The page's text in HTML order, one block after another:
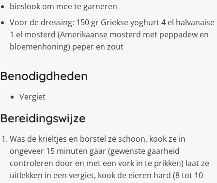
bieslook om mee te garneren
Voor de dressing: 150 gr Griekse yoghurt 4 el halvanaise
1 el mosterd (Amerikaanse mosterd met peppadew en
bloemenhoning) peper en zout
Benodigdheden
Vergiet
Bereidingswijze
Was de krieltjes en borstel ze schoon, kook ze in
ongeveer 15 minuten gaar (gewenste gaarheid
controleren door en met een vork in te prikken) laat ze
uitlekken in een vergiet, kook de eieren hard (8 tot 10